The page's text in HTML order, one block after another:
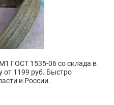
ГОСТ 1535-06 со склада в
от 1199 руб. Быстро
и России.